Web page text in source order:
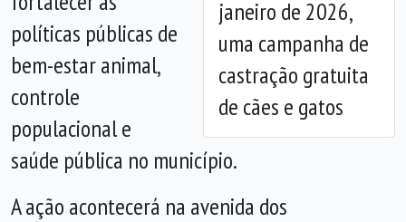
janeiro de 2026,
uma campanha de
castração gratuita
de cães e gatos
políticas públicas de
bem-estar animal,
controle
populacional e
saúde pública no município.
A ação acontecerá na avenida dos